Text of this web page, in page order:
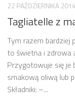
22 PAŹDZIERNIKA 2014
Tagliatelle z
Tym razem bardziej
to świetna i zdrowa
Przygotowuje się je
smakową oliwą lub
Składniki: –...